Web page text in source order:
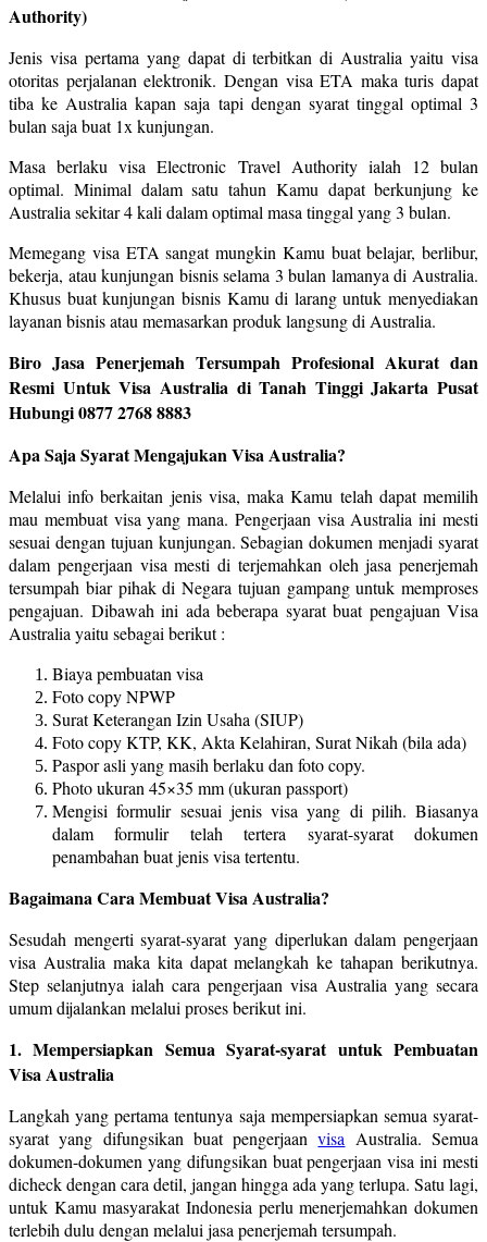
Authority)
Jenis visa pertama yang dapat di terbitkan di Australia yaitu visa
otoritas perjalanan elektronik. Dengan visa ETA maka turis dapat
tiba ke Australia kapan saja tapi dengan syarat tinggal optimal 3
bulan saja buat 1x kunjungan.
Masa berlaku visa Electronic Travel Authority ialah 12 bulan
optimal. Minimal dalam satu tahun Kamu dapat berkunjung ke
Australia sekitar 4 kali dalam optimal masa tinggal yang 3 bulan.
Memegang visa ETA sangat mungkin Kamu buat belajar, berlibur,
bekerja, atau kunjungan bisnis selama 3 bulan lamanya di Australia.
Khusus buat kunjungan bisnis Kamu di larang untuk menyediakan
layanan bisnis atau memasarkan produk langsung di Australia.
Biro Jasa Penerjemah Tersumpah Profesional Akurat dan
Resmi Untuk Visa Australia di Tanah Tinggi Jakarta Pusat
Hubungi 0877 2768 8883
Apa Saja Syarat Mengajukan Visa Australia?
Melalui info berkaitan jenis visa, maka Kamu telah dapat memilih
mau membuat visa yang mana. Pengerjaan visa Australia ini mesti
sesuai dengan tujuan kunjungan. Sebagian dokumen menjadi syarat
dalam pengerjaan visa mesti di terjemahkan oleh jasa penerjemah
tersumpah biar pihak di Negara tujuan gampang untuk memproses
pengajuan. Dibawah ini ada beberapa syarat buat pengajuan Visa
Australia yaitu sebagai berikut :
Biaya pembuatan visa
Foto copy NPWP
Surat Keterangan Izin Usaha (SIUP)
Foto copy KTP, KK, Akta Kelahiran, Surat Nikah (bila ada)
Paspor asli yang masih berlaku dan foto copy.
Photo ukuran 45×35 mm (ukuran passport)
Mengisi formulir sesuai jenis visa yang di pilih. Biasanya
dalam formulir telah tertera syarat-syarat dokumen
penambahan buat jenis visa tertentu.
Bagaimana Cara Membuat Visa Australia?
Sesudah mengerti syarat-syarat yang diperlukan dalam pengerjaan
visa Australia maka kita dapat melangkah ke tahapan berikutnya.
Step selanjutnya ialah cara pengerjaan visa Australia yang secara
umum dijalankan melalui proses berikut ini.
1. Mempersiapkan Semua Syarat-syarat untuk Pembuatan
Visa Australia
Langkah yang pertama tentunya saja mempersiapkan semua syarat-
syarat yang difungsikan buat pengerjaanvisa Australia. Semua
dokumen-dokumen yang difungsikan buat pengerjaan visa ini mesti
dicheck dengan cara detil, jangan hingga ada yang terlupa. Satu lagi,
untuk Kamu masyarakat Indonesia perlu menerjemahkan dokumen
terlebih dulu dengan melalui jasa penerjemah tersumpah.